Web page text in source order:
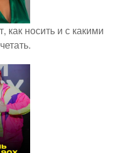
как носить и с какими